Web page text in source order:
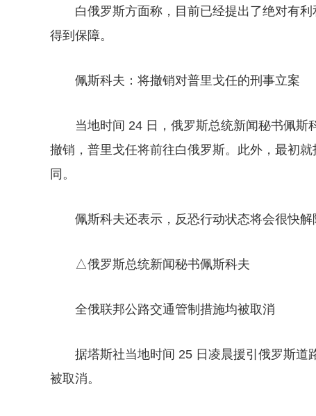
白俄罗斯方面称，目前已经提出了绝对有
得到保障。
佩斯科夫：将撤销对普里戈任的刑事立案
当地时间 24 日，俄罗斯总统新闻秘书佩
撤销，普里戈任将前往白俄罗斯。此外，最初
同。
佩斯科夫还表示，反恐行动状态将会很快解
△俄罗斯总统新闻秘书佩斯科夫
全俄联邦公路交通管制措施均被取消
据塔斯社当地时间 25 日凌晨援引俄罗斯道
被取消。